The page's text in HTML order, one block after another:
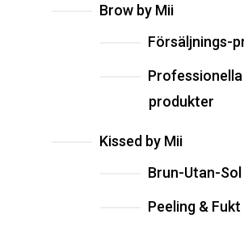
Brow by Mii
Försäljnings-
Professionella
produkter
Kissed by Mii
Brun-Utan-Sol
Peeling & Fukt